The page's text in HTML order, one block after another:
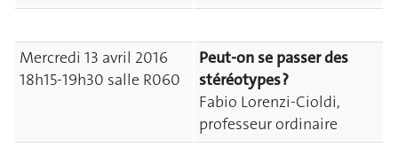
Mercredi 13 avril 2016
18h15-19h30 salle R060
Peut-on se passer des
stéréotypes ?
Fabio Lorenzi-Cioldi,
professeur ordinaire